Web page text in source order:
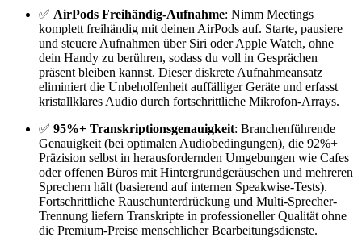
✅ AirPods Freihändig-Aufnahme: Nimm Meetings
komplett freihändig mit deinen AirPods auf. Starte, pausiere
und steuere Aufnahmen über Siri oder Apple Watch, ohne
dein Handy zu berühren, sodass du voll in Gesprächen
präsent bleiben kannst. Dieser diskrete Aufnahmeansatz
eliminiert die Unbeholfenheit auffälliger Geräte und erfasst
kristallklares Audio durch fortschrittliche Mikrofon-Arrays.
✅ 95%+ Transkriptionsgenauigkeit: Branchenführende
Genauigkeit (bei optimalen Audiobedingungen), die 92%+
Präzision selbst in herausfordernden Umgebungen wie Cafes
oder offenen Büros mit Hintergrundgeräuschen und mehreren
Sprechern hält (basierend auf internen Speakwise-Tests).
Fortschrittliche Rauschunterdrückung und Multi-Sprecher-
Trennung liefern Transkripte in professioneller Qualität ohne
die Premium-Preise menschlicher Bearbeitungsdienste.